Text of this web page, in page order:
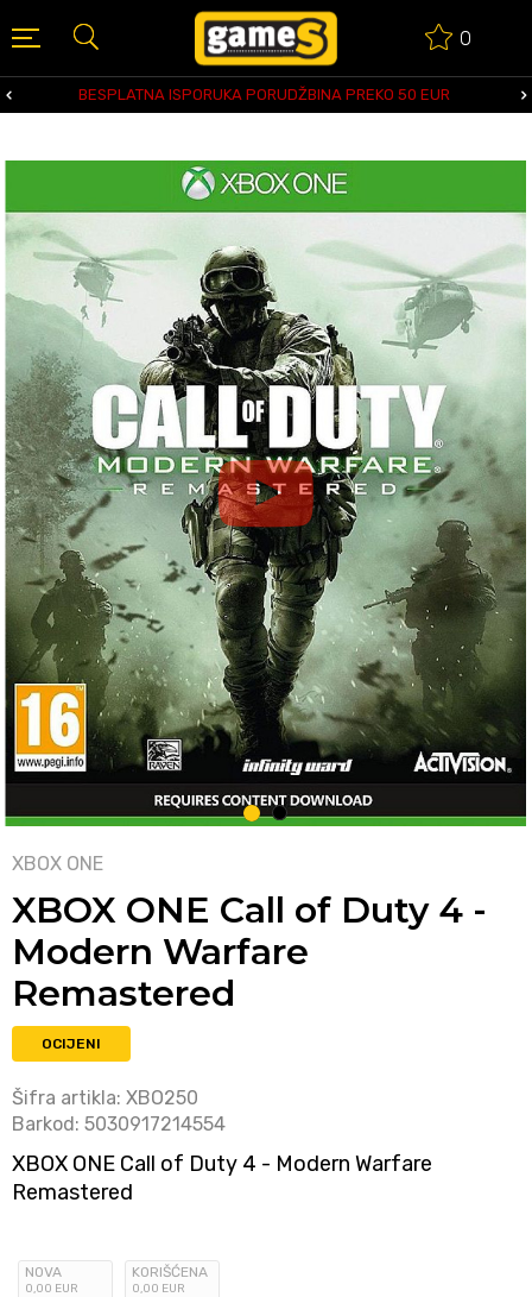
0
BESPLATNA ISPORUKA PORUDŽBINA PREKO 50 EUR
1 2
XBOX ONE
XBOX ONE Call of Duty 4 -
Modern Warfare
Remastered
OCIJENI
Šifra artikla: XBO250
Barkod: 5030917214554
XBOX ONE Call of Duty 4 - Modern Warfare
Remastered
NOVA
0,00 EUR
KORIŠĆENA
0,00 EUR